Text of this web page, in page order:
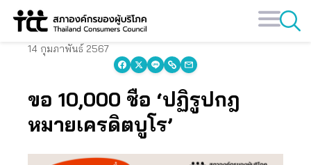
Skip
14 กุมภาพันธ์ 2567
ขอ 10,000 ชื่อ ‘ปฏิรูปกฎ
หมายเครดิตบูโร’